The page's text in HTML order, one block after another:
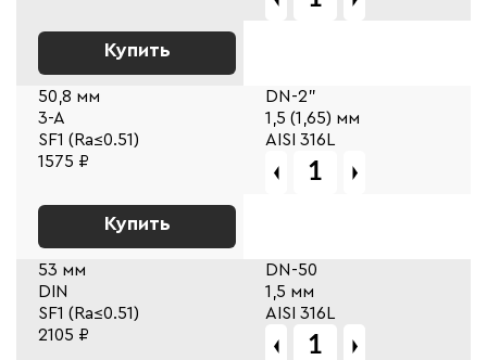
Купить
50,8 мм
DN-2"
3-A
1,5 (1,65) мм
SF1 (Ra≤0.51)
AISI 316L
1575 ₽
Купить
53 мм
DN-50
DIN
1,5 мм
SF1 (Ra≤0.51)
AISI 316L
2105 ₽